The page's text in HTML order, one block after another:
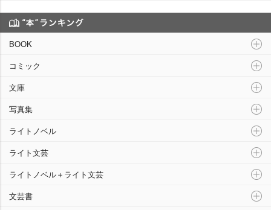
BOOK
コミック
文庫
写真集
ライトノベル
ライト文芸
ライトノベル＋ライト文芸
文芸書